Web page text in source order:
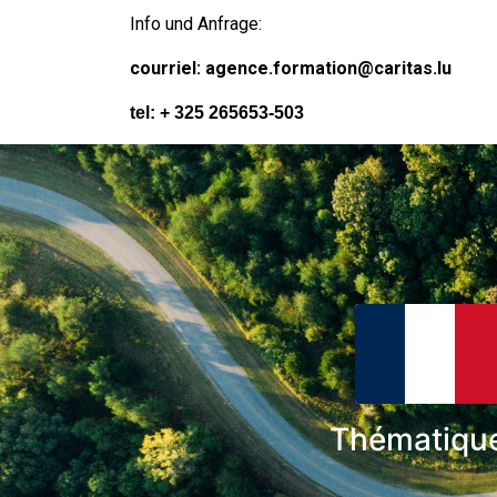
Info und Anfrage:
courriel: agence.formation@caritas.lu
tel: + 325 265653-503